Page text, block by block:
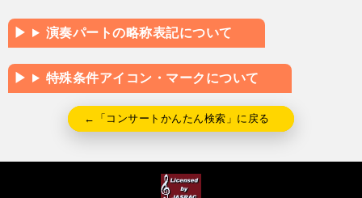
演奏パートの略称表記について
特殊条件アイコン・マークについて
←「コンサートかんたん検索」に戻る